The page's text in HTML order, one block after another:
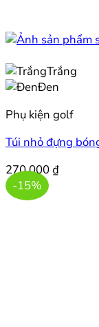
Trắng
Đen
Phụ kiện golf
Túi nhỏ đựng
270.000 ₫
-15%